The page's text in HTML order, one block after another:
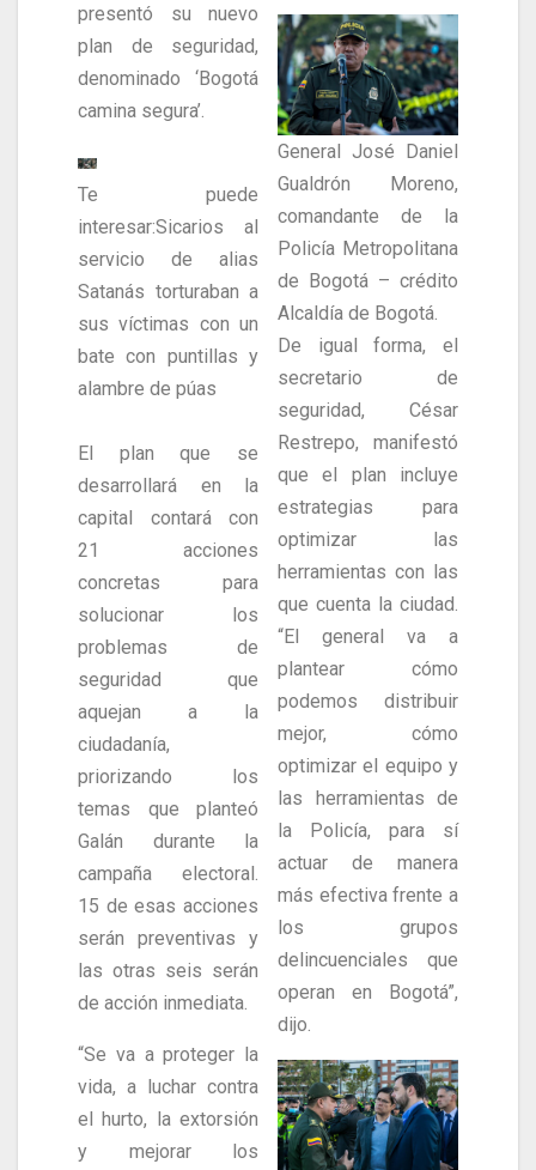
presentó su nuevo
plan de seguridad,
denominado ‘Bogotá
camina segura’.
Te puede
interesar:Sicarios al
servicio de alias
Satanás torturaban a
sus víctimas con un
bate con puntillas y
alambre de púas
El plan que se
desarrollará en la
capital contará con
21 acciones
concretas para
solucionar los
problemas de
seguridad que
aquejan a la
ciudadanía,
priorizando los
temas que planteó
Galán durante la
campaña electoral.
15 de esas acciones
serán preventivas y
las otras seis serán
de acción inmediata.
“Se va a proteger la
vida, a luchar contra
el hurto, la extorsión
y mejorar los
General José Daniel
Gualdrón Moreno,
comandante de la
Policía Metropolitana
de Bogotá – crédito
Alcaldía de Bogotá.
De igual forma, el
secretario de
seguridad, César
Restrepo, manifestó
que el plan incluye
estrategias para
optimizar las
herramientas con las
que cuenta la ciudad.
“El general va a
plantear cómo
podemos distribuir
mejor, cómo
optimizar el equipo y
las herramientas de
la Policía, para sí
actuar de manera
más efectiva frente a
los grupos
delincuenciales que
operan en Bogotá”,
dijo.